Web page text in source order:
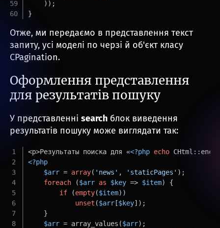
    ));
}
Отже, ми передаємо в представлення текст
запиту, усі моделі по черзі й об'єкт класу
CPagination.
Оформлення представлення
для результатів пошуку
У представленні search блок виведення
результатів пошуку може виглядати так:
<p>Результаты поиска для «<?php echo
<?php
$arr = array( 'news' , 'staticPages' );
foreach ($arr as $key => $item) {
if (empty($item))
unset ($arr[$key]);
    }
$arr = array_values($arr);